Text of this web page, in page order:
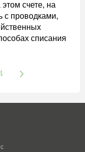
счете, на
с проводками,
списания